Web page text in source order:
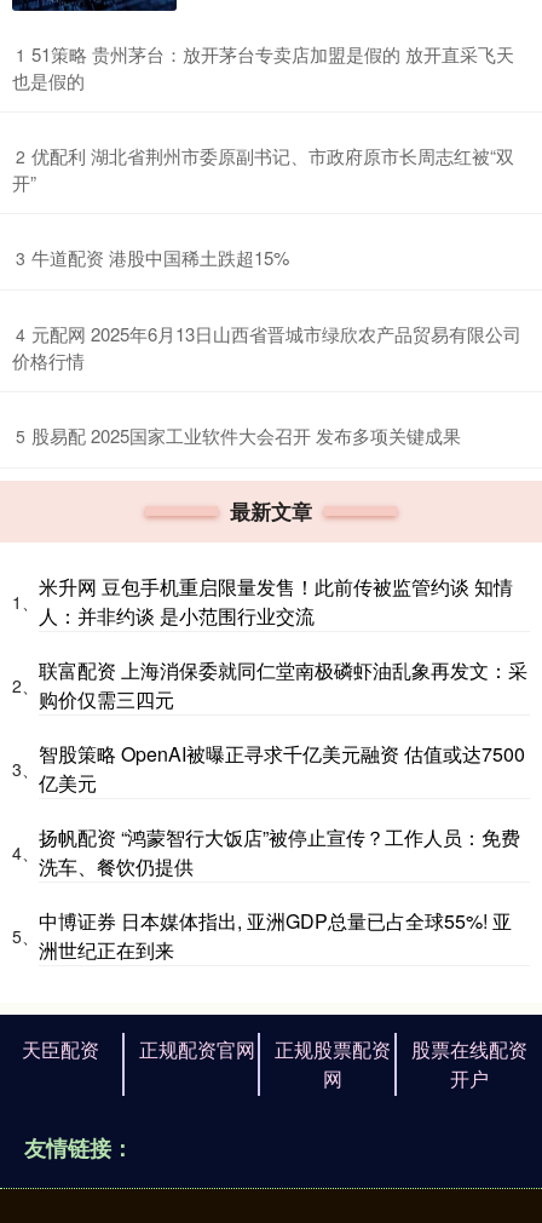
1 ​51策略 贵州茅台：放开茅台专卖店加盟是假的 放开直采飞天
也是假的
2 ​优配利 湖北省荆州市委原副书记、市政府原市长周志红被“双
开”
3 ​牛道配资 港股中国稀土跌超15%
4 ​元配网 2025年6月13日山西省晋城市绿欣农产品贸易有限公司
价格行情
5 ​股易配 2025国家工业软件大会召开 发布多项关键成果
最新文章
1、
米升网 豆包手机重启限量发售！此前传被监管约谈 知情
人：并非约谈 是小范围行业交流
2、
联富配资 上海消保委就同仁堂南极磷虾油乱象再发文：采
购价仅需三四元
3、
智股策略 OpenAI被曝正寻求千亿美元融资 估值或达7500
亿美元
4、
扬帆配资 “鸿蒙智行大饭店”被停止宣传？工作人员：免费
洗车、餐饮仍提供
5、
中博证券 日本媒体指出, 亚洲GDP总量已占全球55%! 亚
洲世纪正在到来
天臣配资 正规配资官网
正规股票配资
网
股票在线配资
开户
友情链接：